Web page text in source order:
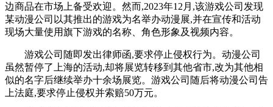
边商品在市场上备受欢迎。然而,2023年12月,该游戏公司发现
某动漫公司以其推出的游戏为名举办动漫展,并在宣传和活动
现场大量使用旗下游戏的名称、角色形象及视频内容。
游戏公司随即发出律师函,要求停止侵权行为。动漫公司
虽然暂停了上海的活动,却将展览转移到其他省市,改为其他相
似的名字后继续举办十余场展览。游戏公司随后将动漫公司告
上法庭,要求停止侵权并索赔50万元。